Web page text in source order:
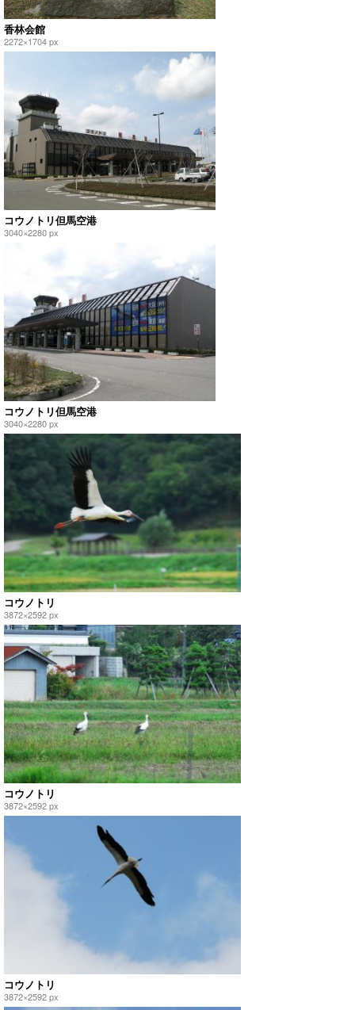
香林会館
2272×1704 px
コウノトリ但馬空港
3040×2280 px
コウノトリ但馬空港
3040×2280 px
コウノトリ
3872×2592 px
コウノトリ
3872×2592 px
コウノトリ
3872×2592 px